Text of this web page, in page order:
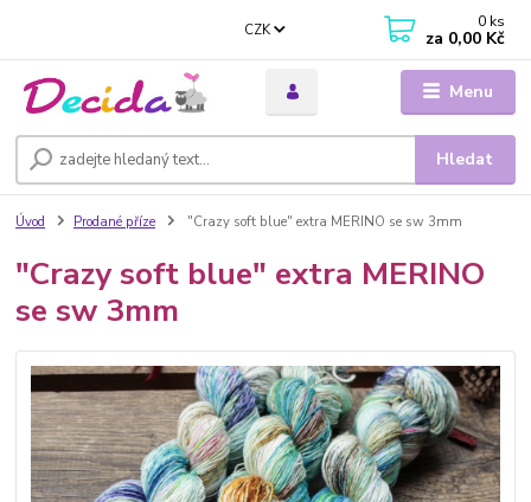
Menu
CZK
Hledat
0 ks
za 0,00 Kč
Úvod Prodané příze "Crazy soft blue" extra MERINO se sw 3mm
"Crazy soft blue" extra MERINO
se sw 3mm